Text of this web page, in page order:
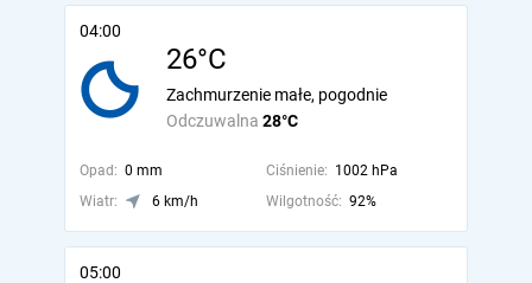
04:00
26°C
Odczuwalna 28°C
Zachmurzenie małe, pogodnie
Opad: 0 mm Ciśnienie: 1002 hPa
Wiatr:
6 km/h Wilgotność: 92%
05:00